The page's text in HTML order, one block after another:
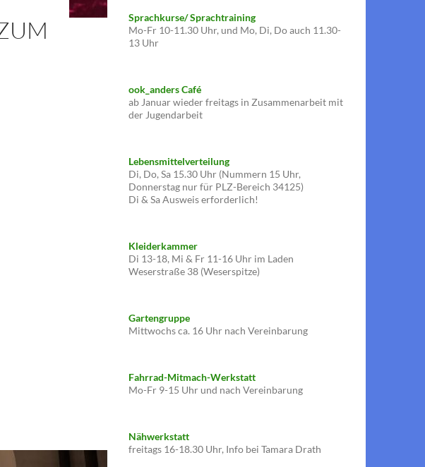
Sprachkurse/ Sprachtraining
Mo-Fr 10-11.30 Uhr, und Mo, Di, Do auch 11.30-
13 Uhr
ook_anders Café
ab Januar wieder freitags in Zusammenarbeit mit
der Jugendarbeit
Lebensmittelverteilung
Di, Do, Sa 15.30 Uhr (Nummern 15 Uhr,
Donnerstag nur für PLZ-Bereich 34125)
Di & Sa Ausweis erforderlich!
Kleiderkammer
Di 13-18, Mi & Fr 11-16 Uhr im Laden
Weserstraße 38 (Weserspitze)
Gartengruppe
Mittwochs ca. 16 Uhr nach Vereinbarung
Fahrrad-Mitmach-Werkstatt
Mo-Fr 9-15 Uhr und nach Vereinbarung
Nähwerkstatt
freitags 16-18.30 Uhr, Info bei Tamara Drath